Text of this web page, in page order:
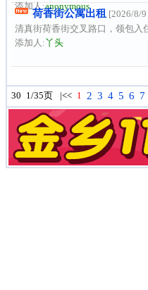
添加人:anonymous
荷香街公寓出租 [2026/8/
清真街荷香街交叉路口，领包入
添加人:丫头
30 1/35页 |<< 1 2 3 4 5 6 7